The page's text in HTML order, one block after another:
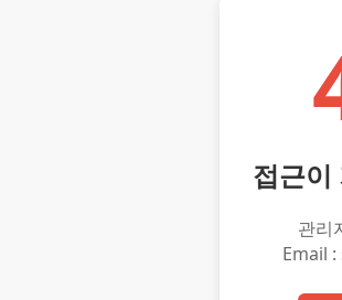
접근이
관리
Email